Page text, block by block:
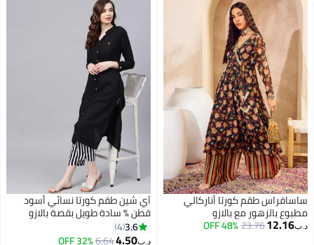
ساسافراس طقم كورتا أناركالي
مطبوع بالزهور مع بالازو
د.ب‏12.16
23.76
48% OFF
آي شين طقم كورتا نسائي أسود
قطن % سادة طويل بقصة بالازو
عادية
3.6
4
د.ب‏4.50
6.64
32% OFF